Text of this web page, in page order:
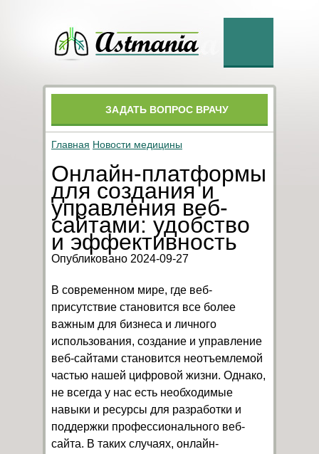
ЗАДАТЬ ВОПРОС ВРАЧУ
Главная Новости медицины
Онлайн-платформы
для создания и
управления веб-
сайтами: удобство
и эффективность
Опубликовано 2024-09-27
В современном мире, где веб-
присутствие становится все более
важным для бизнеса и личного
использования, создание и управление
веб-сайтами становится неотъемлемой
частью нашей цифровой жизни. Однако,
не всегда у нас есть необходимые
навыки и ресурсы для разработки и
поддержки профессионального веб-
сайта. В таких случаях, онлайн-